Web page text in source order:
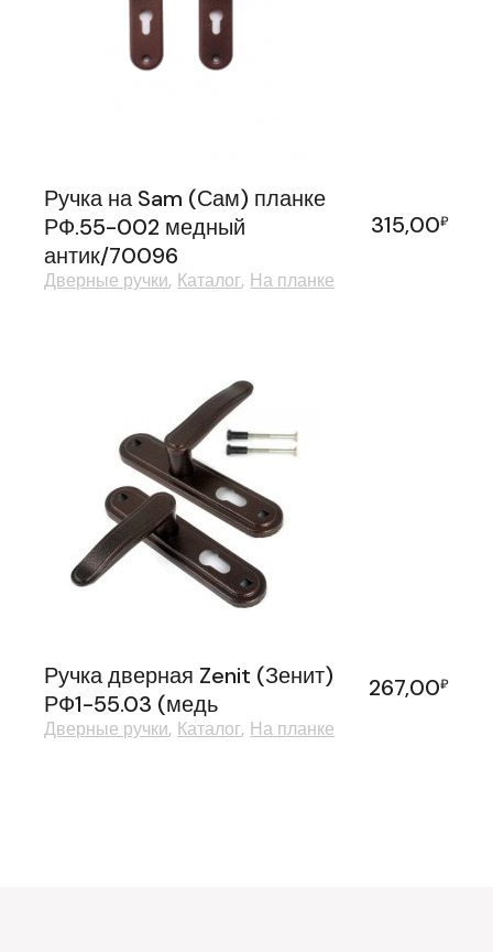
Ручка на Sam (Сам) планке
РФ.55-002 медный
антик/70096
315,00₽
Дверные ручки Каталог На планке
Ручка дверная Zenit (Зенит)
РФ1-55.03 (медь
267,00₽
Дверные ручки Каталог На планке